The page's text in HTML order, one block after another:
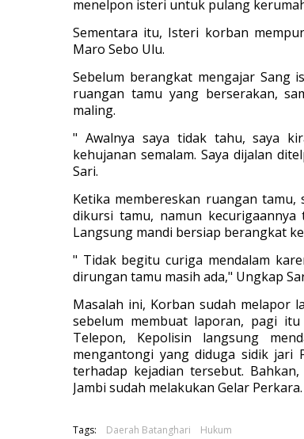
menelpon isteri untuk pulang
Sementara itu, Isteri korban
Maro Sebo Ulu.
Sebelum berangkat mengajar Sang
ruangan tamu yang berserakan,
maling.
" Awalnya saya tidak tahu, saya
kehujanan semalam. Saya dijalan
Sari.
Ketika membereskan ruangan
dikursi tamu, namun
Langsung mandi bersiap berangkat
" Tidak begitu curiga mendalam
dirungan tamu masih ada," Ungkap
Masalah ini, Korban sudah melapor
sebelum membuat laporan, pagi
Telepon, Kepolisin langsung
mengantongi yang diduga sidik jari
terhadap kejadian tersebut.
Jambi sudah melakukan Gelar Perkara.
Tags: Daerah Batanghari Hukum